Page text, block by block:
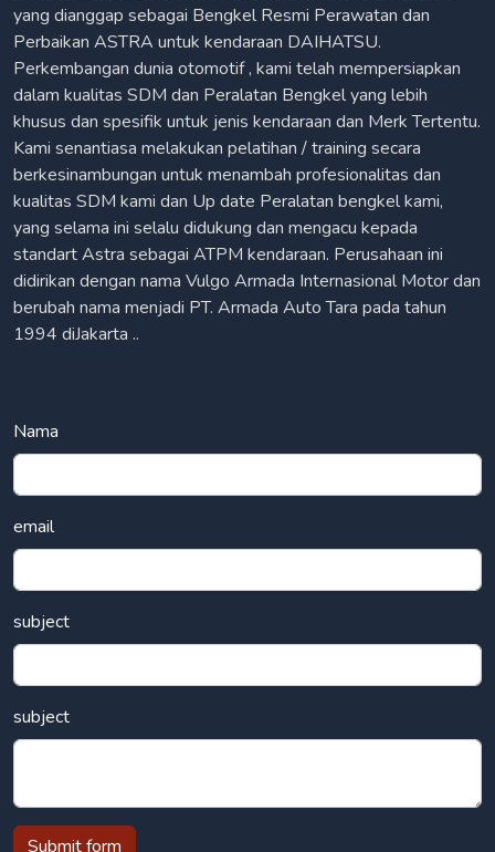
yang dianggap sebagai Bengkel Resmi Perawatan dan
Perbaikan ASTRA untuk kendaraan DAIHATSU.
Perkembangan dunia otomotif , kami telah mempersiapkan
dalam kualitas SDM dan Peralatan Bengkel yang lebih
khusus dan spesifik untuk jenis kendaraan dan Merk Tertentu.
Kami senantiasa melakukan pelatihan / training secara
berkesinambungan untuk menambah profesionalitas dan
kualitas SDM kami dan Up date Peralatan bengkel kami,
yang selama ini selalu didukung dan mengacu kepada
standart Astra sebagai ATPM kendaraan. Perusahaan ini
didirikan dengan nama Vulgo Armada Internasional Motor dan
berubah nama menjadi PT. Armada Auto Tara pada tahun
1994 diJakarta ..
Nama
email
subject
subject
Submit form